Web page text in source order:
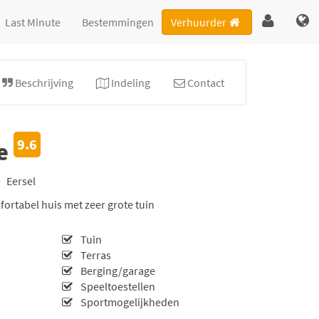
Verhuurder
Last Minute Bestemmingen
Beschrijving Indeling Contact
9.6
Eersel
huis met zeer grote tuin
Tuin
Terras
Berging/garage
Speeltoestellen
Sportmogelijkheden